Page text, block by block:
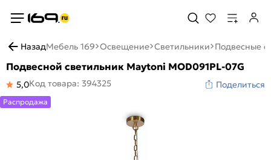
НазадМебель 169 Освещение Светильники Подвесные
Подвесной светильник Maytoni MOD091PL-07G
5,0Код товара: 394325 Поделиться
Распродажа